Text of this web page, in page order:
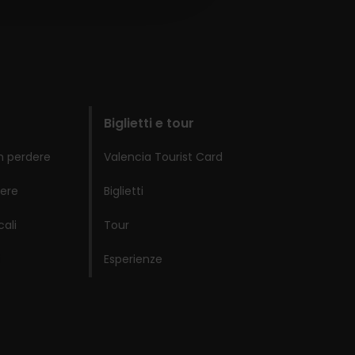
perdere
Biglietti e tour
Valencia Tourist Card
Biglietti
Tour
Esperienze